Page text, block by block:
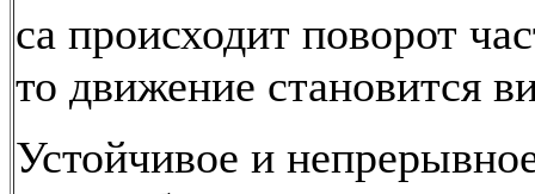
са происходит поворот
то движение становится
Устойчивое и